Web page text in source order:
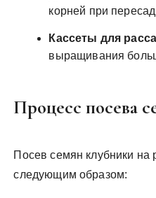
корней при
Кассеты для
выращивания
Процесс посева
Посев семян клубники на
следующим образом: